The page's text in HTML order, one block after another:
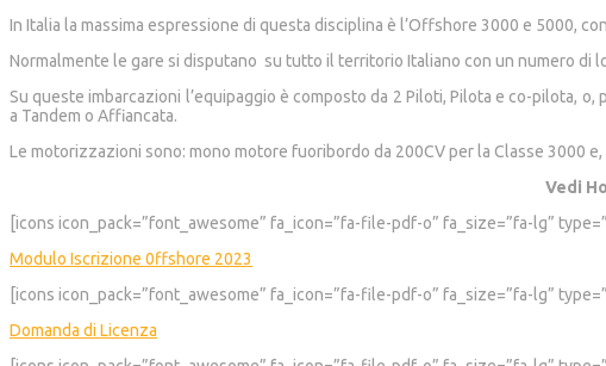
In Italia la massima espressione di questa disciplina è l’Offshore 3000 e 5000,
Normalmente le gare si disputano su tutto il territorio Italiano con un numero di
Su queste imbarcazioni l’equipaggio è composto da 2 Piloti, Pilota e co-pilota,
a Tandem o Affiancata.
Le motorizzazioni sono: mono motore fuoribordo da 200CV per la Classe 3000
Vedi
[icons icon_pack=”font_awesome” fa_icon=”fa-file-pdf-o” fa_size=”fa-lg”
Modulo Iscrizione 0ffshore 2023
[icons icon_pack=”font_awesome” fa_icon=”fa-file-pdf-o” fa_size=”fa-lg”
Domanda di Licenza